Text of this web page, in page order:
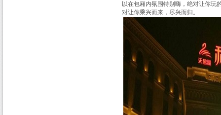
以在包厢内氛围特别嗨，绝对让你玩
对让你乘兴而来，尽兴而归。